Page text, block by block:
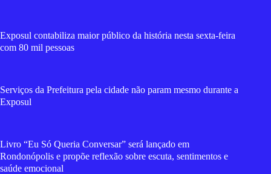
Exposul contabiliza maior público da história nesta sexta-feira
com 80 mil pessoas
Serviços da Prefeitura pela cidade não param mesmo durante a
Exposul
Livro “Eu Só Queria Conversar” será lançado em
Rondonópolis e propõe reflexão sobre escuta, sentimentos e
saúde emocional